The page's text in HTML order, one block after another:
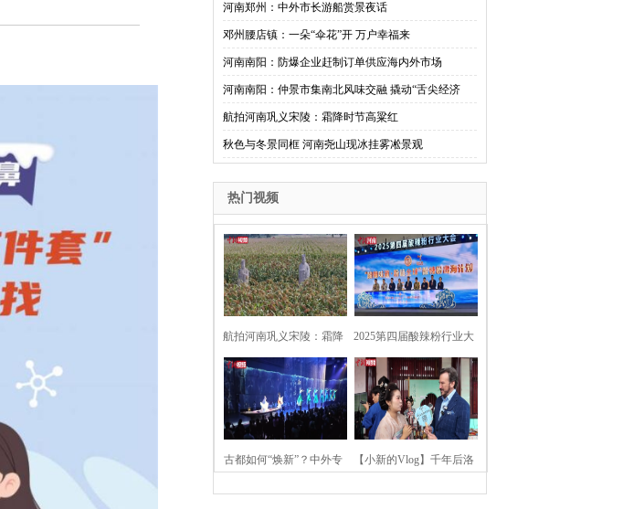
河南郑州：中外市长游船赏景夜话
邓州腰店镇：一朵“伞花”开 万户幸福来
河南南阳：防爆企业赶制订单供应海内外市场
河南南阳：仲景市集南北风味交融 撬动“舌尖经济
航拍河南巩义宋陵：霜降时节高粱红
秋色与冬景同框 河南尧山现冰挂雾凇景观
热门视频
航拍河南巩义宋陵：霜降
时节高粱红
2025第四届酸辣粉行业大
会在河南开封举行
古都如何“焕新”？中外专 【小新的Vlog】千年后洛